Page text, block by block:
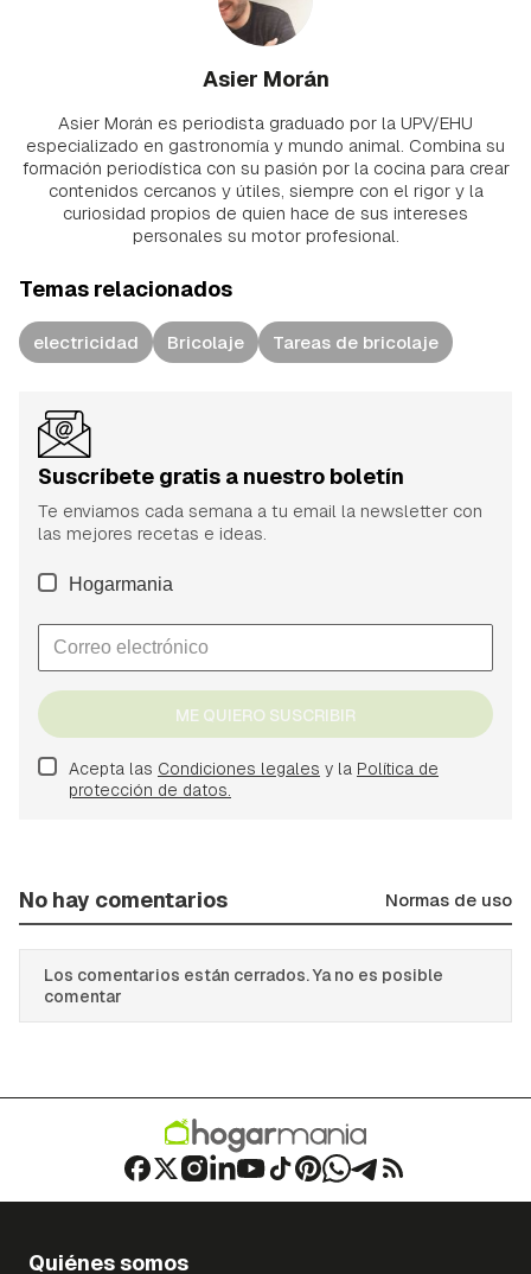
Asier Morán
Asier Morán es periodista graduado por la UPV/EHU
especializado en gastronomía y mundo animal. Combina su
formación periodística con su pasión por la cocina para crear
contenidos cercanos y útiles, siempre con el rigor y la
curiosidad propios de quien hace de sus intereses
personales su motor profesional.
Temas relacionados
electricidad Bricolaje Tareas de bricolaje
Suscríbete gratis a nuestro boletín
Te enviamos cada semana a tu email la newsletter con
las mejores recetas e ideas.
Hogarmania
ME QUIERO SUSCRIBIR
Acepta las Condiciones legales y la Política de
protección de datos.
No hay comentarios Normas de uso
Los comentarios están cerrados. Ya no es posible
comentar
Quiénes somos